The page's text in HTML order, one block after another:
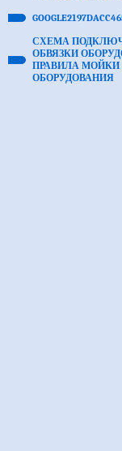
СХЕМА
ОБВЯЗКИ
ПРАВИЛА МОЙКИ
ОБОРУДОВАНИЯ